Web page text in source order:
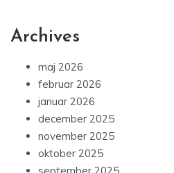
Archives
maj 2026
februar 2026
januar 2026
december 2025
november 2025
oktober 2025